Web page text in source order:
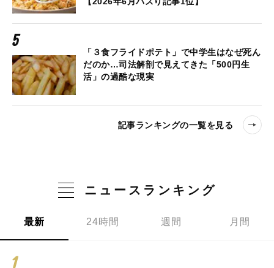
「３食フライドポテト」で中学生はなぜ死ん
だのか…司法解剖で見えてきた「500円生
活」の過酷な現実
記事ランキングの一覧を見る
ニュースランキング
最新 24時間 週間 月間